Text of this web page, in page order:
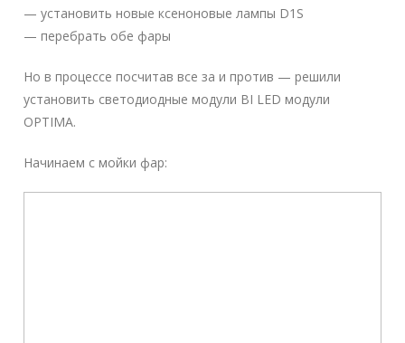
— установить новые ксеноновые лампы D1S
— перебрать обе фары
Но в процессе посчитав все за и против — решили
установить светодиодные модули BI LED модули
OPTIMA.
Начинаем с мойки фар: